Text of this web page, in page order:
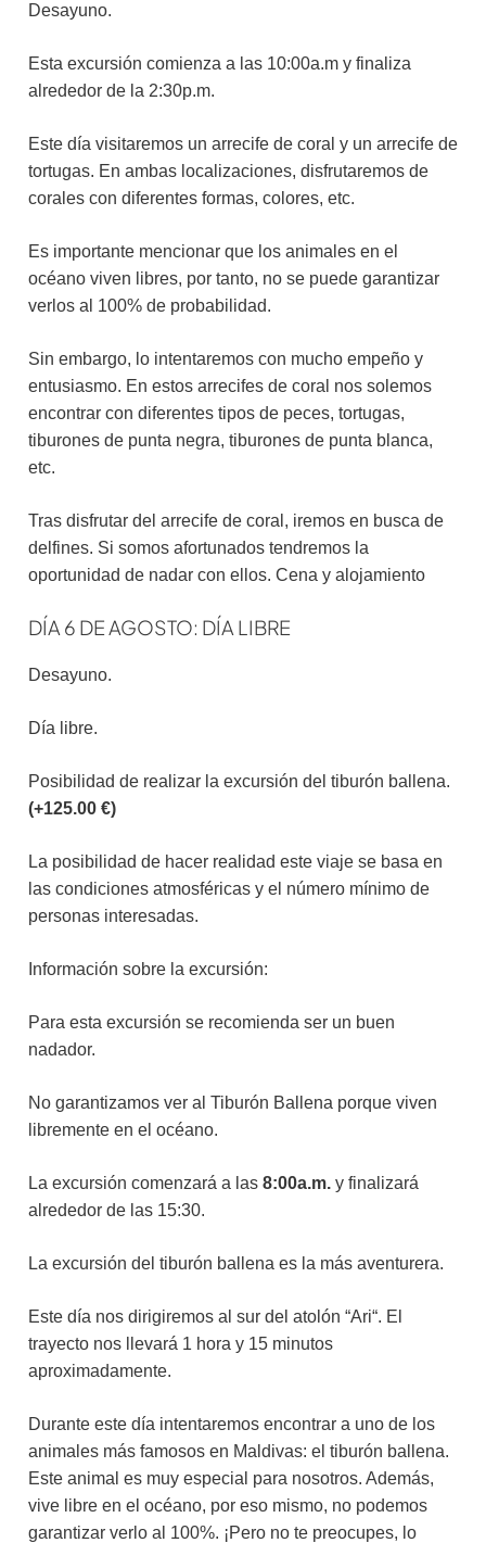
Desayuno.
Esta excursión comienza a las 10:00a.m y finaliza
alrededor de la 2:30p.m.
Este día visitaremos un arrecife de coral y un arrecife de
tortugas. En ambas localizaciones, disfrutaremos de
corales con diferentes formas, colores, etc.
Es importante mencionar que los animales en el
océano viven libres, por tanto, no se puede garantizar
verlos al 100% de probabilidad.
Sin embargo, lo intentaremos con mucho empeño y
entusiasmo. En estos arrecifes de coral nos solemos
encontrar con diferentes tipos de peces, tortugas,
tiburones de punta negra, tiburones de punta blanca,
etc.
Tras disfrutar del arrecife de coral, iremos en busca de
delfines. Si somos afortunados tendremos la
oportunidad de nadar con ellos. Cena y alojamiento
DÍA 6 DE AGOSTO: DÍA LIBRE
Desayuno.
Día libre.
Posibilidad de realizar la excursión del tiburón ballena.
(+125.00 €)
La posibilidad de hacer realidad este viaje se basa en
las condiciones atmosféricas y el número mínimo de
personas interesadas.
Información sobre la excursión:
Para esta excursión se recomienda ser un buen
nadador.
No garantizamos ver al Tiburón Ballena porque viven
libremente en el océano.
La excursión comenzará a las 8:00a.m. y finalizará
alrededor de las 15:30.
La excursión del tiburón ballena es la más aventurera.
Este día nos dirigiremos al sur del atolón “Ari“. El
trayecto nos llevará 1 hora y 15 minutos
aproximadamente.
Durante este día intentaremos encontrar a uno de los
animales más famosos en Maldivas: el tiburón ballena.
Este animal es muy especial para nosotros. Además,
vive libre en el océano, por eso mismo, no podemos
garantizar verlo al 100%. ¡Pero no te preocupes, lo